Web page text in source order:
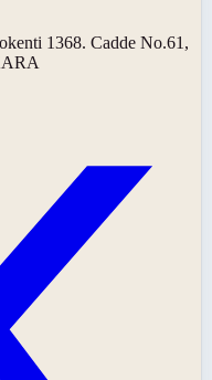
1368. Cadde No.61,